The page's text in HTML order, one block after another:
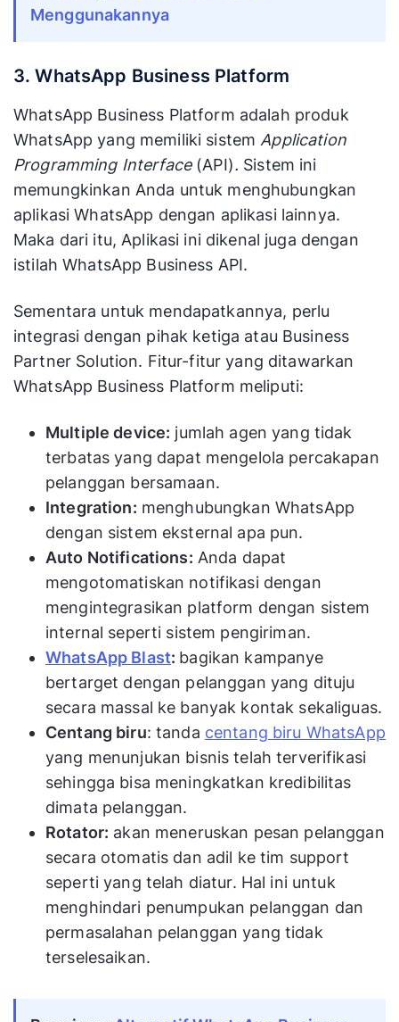
Menggunakannya
3. WhatsApp Business Platform
WhatsApp Business Platform adalah produk
WhatsApp yang memiliki sistem Application
Programming Interface (API). Sistem ini
memungkinkan Anda untuk menghubungkan
aplikasi WhatsApp dengan aplikasi lainnya.
Maka dari itu, Aplikasi ini dikenal juga dengan
istilah WhatsApp Business API.
Sementara untuk mendapatkannya, perlu
integrasi dengan pihak ketiga atau Business
Partner Solution. Fitur-fitur yang ditawarkan
WhatsApp Business Platform meliputi:
Multiple device: jumlah agen yang tidak
terbatas yang dapat mengelola percakapan
pelanggan bersamaan.
Integration: menghubungkan WhatsApp
dengan sistem eksternal apa pun.
Auto Notifications: Anda dapat
mengotomatiskan notifikasi dengan
mengintegrasikan platform dengan sistem
internal seperti sistem pengiriman.
WhatsApp Blast: bagikan kampanye
bertarget dengan pelanggan yang dituju
secara massal ke banyak kontak sekaliguas.
Centang biru: tanda centang biru WhatsApp
yang menunjukan bisnis telah terverifikasi
sehingga bisa meningkatkan kredibilitas
dimata pelanggan.
Rotator: akan meneruskan pesan pelanggan
secara otomatis dan adil ke tim support
seperti yang telah diatur. Hal ini untuk
menghindari penumpukan pelanggan dan
permasalahan pelanggan yang tidak
terselesaikan.